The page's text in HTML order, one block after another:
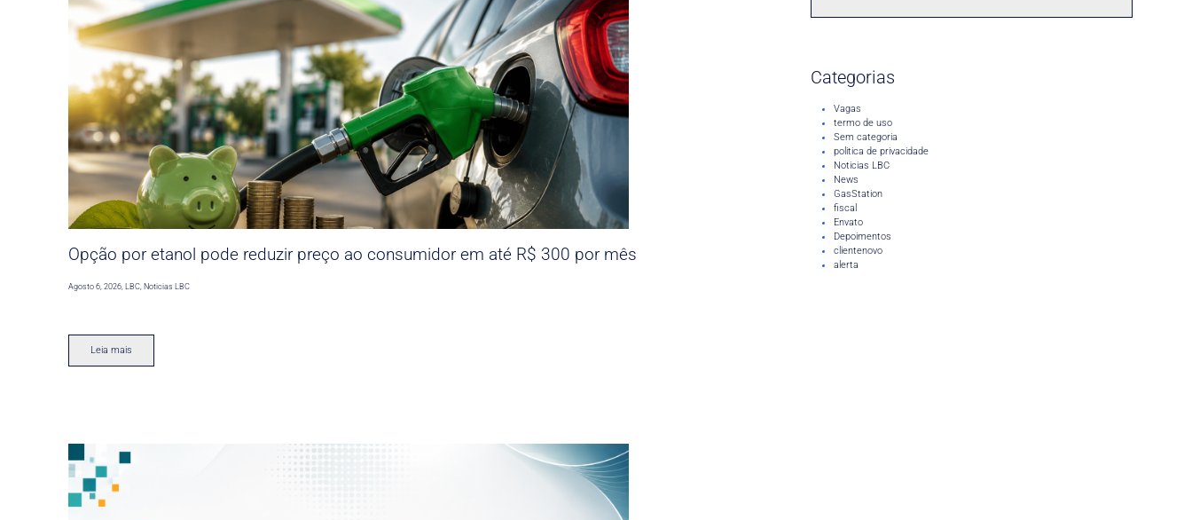
Opção por etanol pode reduzir preço ao consumidor em até R$ 300 por mês
Agosto 6, 2026,LBC,Noticias LBC
Leia mais
Categorias
Vagas
termo de uso
Sem categoria
politica de privacidade
Noticias LBC
News
GasStation
fiscal
Envato
Depoimentos
clientenovo
alerta